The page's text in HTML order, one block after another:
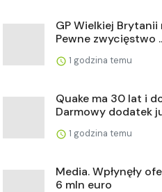
GP Wielkiej
Pewne zwycięstwo
1 godzina temu
Quake ma 30 lat i
Darmowy dodatek
1 godzina temu
Media. Wpłynęły
6 mln euro